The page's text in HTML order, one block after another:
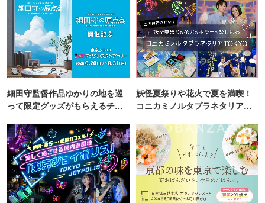
細田守監督作品ゆかりの地を巡
って限定グッズがもらえるチャ
妖怪夏祭りや花火で夏を満喫！
コニカミノルタプラネタリア